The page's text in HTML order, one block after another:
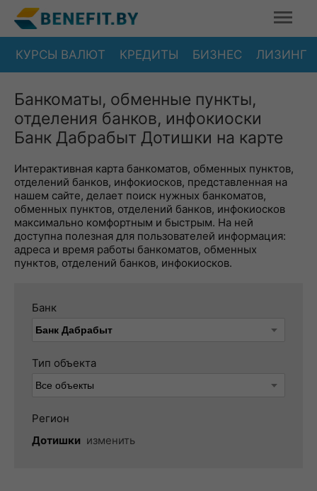
КУРСЫ ВАЛЮТ КРЕДИТЫ БИЗНЕС ЛИЗИНГ
Банкоматы, обменные пункты,
отделения банков, инфокиоски
Банк Дабрабыт Дотишки на карте
Интерактивная карта банкоматов, обменных пунктов,
отделений банков, инфокиосков, представленная на
нашем сайте, делает поиск нужных банкоматов,
обменных пунктов, отделений банков, инфокиосков
максимально комфортным и быстрым. На ней
доступна полезная для пользователей информация:
адреса и время работы банкоматов, обменных
пунктов, отделений банков, инфокиосков.
Банк
Тип объекта
Регион
Дотишки изменить